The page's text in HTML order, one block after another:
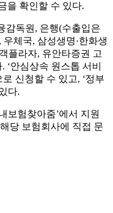
을 확인할 수 있다.
감독원, 은행(수출입은
체국, 삼성생명·한화생
플라자, 유안타증권 고
안심상속 원스톱 서비
신청할 수 있고, ‘정부
다.
보험찾아줌’에서 지원
당 보험회사에 직접 문